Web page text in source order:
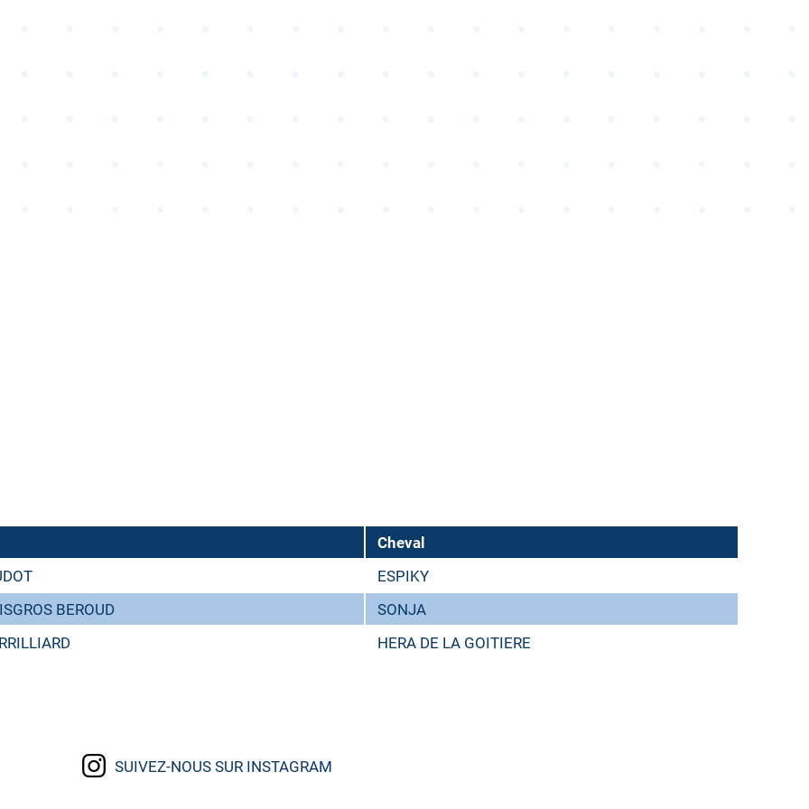
Cheval
ESPIKY
BEROUD
SONJA
HERA DE LA GOITIERE
SUIVEZ-NOUS SUR INSTAGRAM